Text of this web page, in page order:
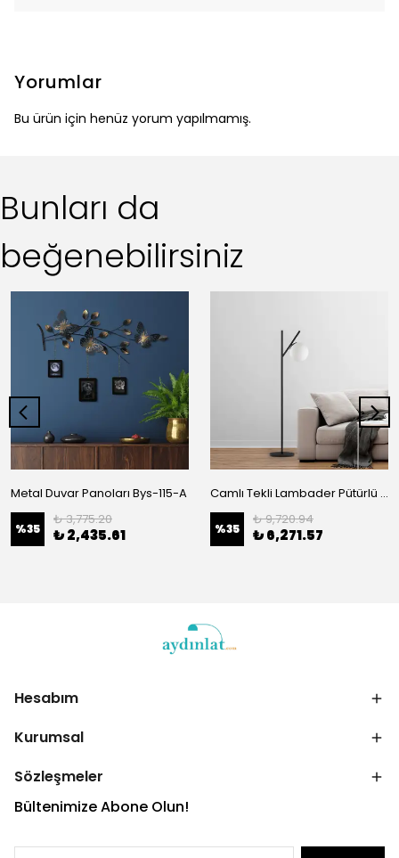
Yorumlar
Bu ürün için henüz yorum yapılmamış.
Bunları da
beğenebilirsiniz
Metal Duvar Panoları Bys-115-A
%35
₺ 3,775.20
₺ 2,435.61
Camlı Tekli Lambader Pütürlü Siyah 13026
%35
₺ 9,720.94
₺ 6,271.57
Hesabım
Kurumsal
Sözleşmeler
Bültenimize Abone Olun!